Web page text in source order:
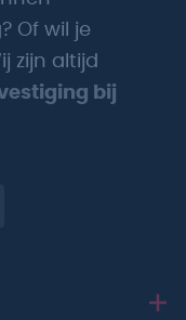
Of wil je
zijn altijd
bij